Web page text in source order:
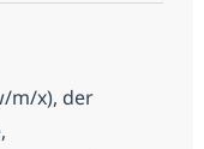
m/x), der